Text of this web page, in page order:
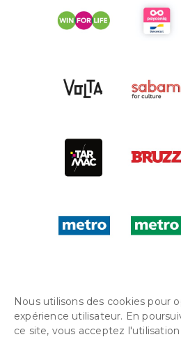
Nous utilisons des cookies pour
expérience utilisateur. En
ce site, vous acceptez